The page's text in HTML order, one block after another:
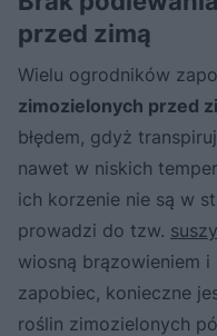
przed zimą
Wielu ogrodników
zimozielonych przed
błędem, gdyż
nawet w niskich
ich korzenie nie są w
prowadzi do tzw.
wiosną brązowieniem
zapobiec, konieczne
roślin zimozielonych